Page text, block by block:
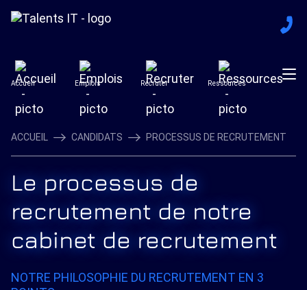
Accueil Emplois Recruter Ressources
ACCUEIL CANDIDATS PROCESSUS DE RECRUTEMENT
Le processus de
recrutement de notre
cabinet de recrutement
NOTRE PHILOSOPHIE DU RECRUTEMENT EN 3